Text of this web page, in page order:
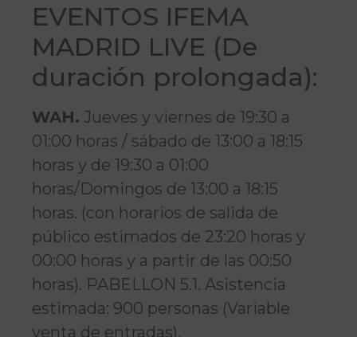
EVENTOS IFEMA
MADRID LIVE (De
duración prolongada):
WAH. Jueves y viernes de 19:30 a
01:00 horas / sábado de 13:00 a 18:15
horas y de 19:30 a 01:00
horas/Domingos de 13:00 a 18:15
horas. (con horarios de salida de
público estimados de 23:20 horas y
00:00 horas y a partir de las 00:50
horas). PABELLON 5.1. Asistencia
estimada: 900 personas (Variable
venta de entradas).